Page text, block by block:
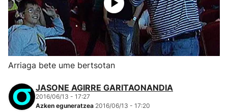
Arriaga bete ume bertsotan
JASONE AGIRRE GARITAONANDIA
2016/06/13 - 17:27
Azken eguneratzea 2016/06/13 - 17:20